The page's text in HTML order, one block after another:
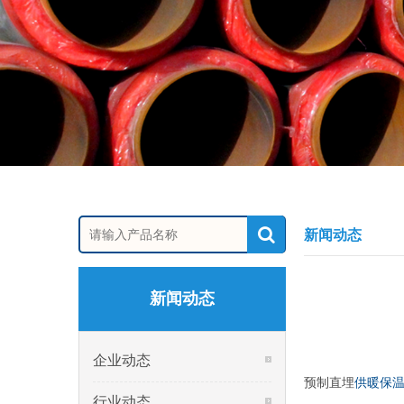
新闻动态
预制直埋供暖保
新闻动态
企业动态